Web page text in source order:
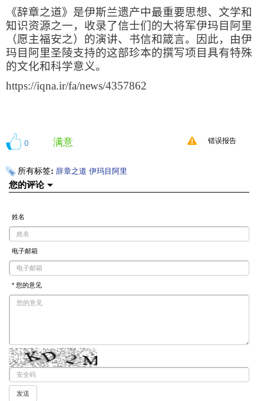
《辞章之道》是伊斯兰遗产中最重要思想、文学和
知识资源之一，收录了信士们的大将军伊玛目阿里
（愿主福安之）的演讲、书信和箴言。因此，由伊
玛目阿里圣陵支持的这部珍本的撰写项目具有特殊
的文化和科学意义。
https://iqna.ir/fa/news/4357862
0 满意 错误报告
所有标签: 辞章之道 伊玛目阿里
您的评论
姓名
电子邮箱
* 您的意见